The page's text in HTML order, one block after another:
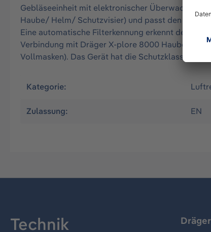
Gebläseeinheit mit elektronischer Überwachung
Haube/ Helm/ Schutzvisier) und passt den
Eine automatische Filterkennung erkennt den
Verbindung mit Dräger X-plore 8000 Hauben,
Vollmasken). Das Gerät hat die Schutzklasse
Kategorie:
Zulassung: EN
Technik